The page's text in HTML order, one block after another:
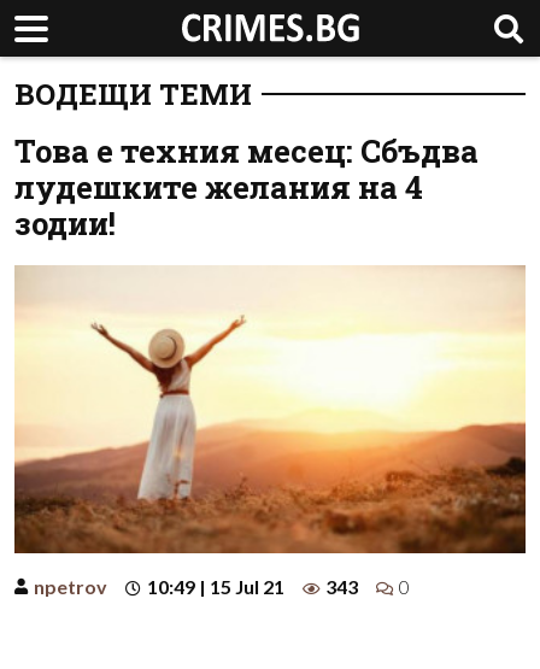
ВОДЕЩИ ТЕМИ
Това е техния месец: Сбъдва
лудешките желания на 4
зодии!
npetrov 10:49 | 15 Jul 21 343 0